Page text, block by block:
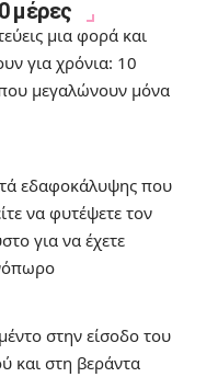
μέρες
μια φορά και
για χρόνια: 10
μεγαλώνουν μόνα
εδαφοκάλυψης που
να φυτέψετε τον
για να έχετε
στην είσοδο του
και στη βεράντα